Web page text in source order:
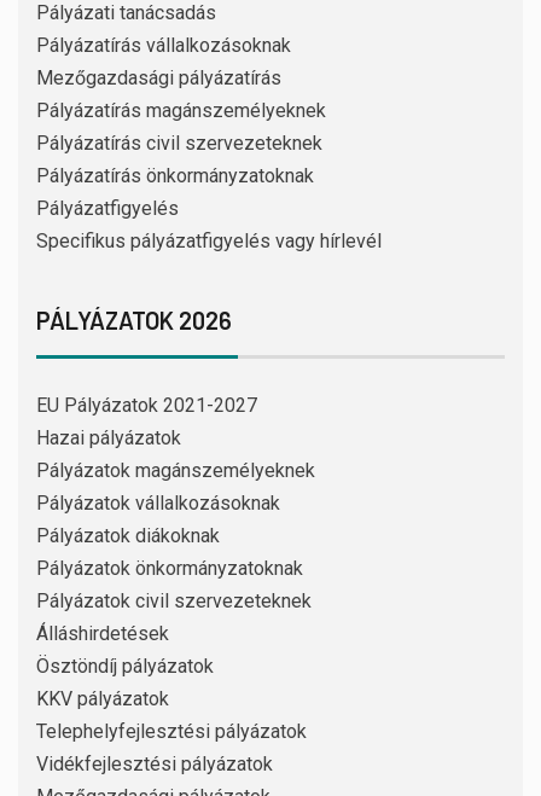
Pályázati tanácsadás
Pályázatírás vállalkozásoknak
Mezőgazdasági pályázatírás
Pályázatírás magánszemélyeknek
Pályázatírás civil szervezeteknek
Pályázatírás önkormányzatoknak
Pályázatfigyelés
Specifikus pályázatfigyelés vagy hírlevél
PÁLYÁZATOK 2026
EU Pályázatok 2021-2027
Hazai pályázatok
Pályázatok magánszemélyeknek
Pályázatok vállalkozásoknak
Pályázatok diákoknak
Pályázatok önkormányzatoknak
Pályázatok civil szervezeteknek
Álláshirdetések
Ösztöndíj pályázatok
KKV pályázatok
Telephelyfejlesztési pályázatok
Vidékfejlesztési pályázatok